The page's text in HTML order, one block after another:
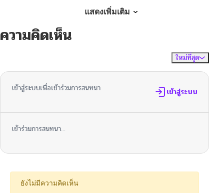
ตอนที่ 6
10/06/2024
ตอนที่ 4 10/06/2024
10/06/2024
แสดงเพิ่มเติม
ความคิดเห็น
ใหม่ที่สุด
เข้าสู่ระบบเพื่อเข้าร่วมการสนทนา เข้าสู่ระบบ
เข้าร่วมการสนทนา...
ยังไม่มีความคิดเห็น